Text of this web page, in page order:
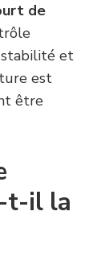
de
et
est
être
t-il la